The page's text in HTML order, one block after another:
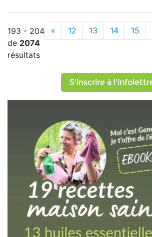
193 - 204
de 2074
résultats
« 12 13 14 15
S'inscrire à